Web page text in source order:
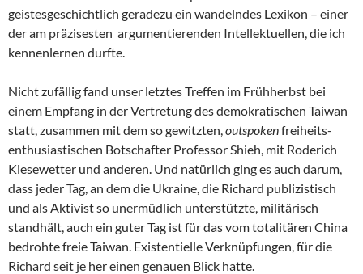
geistesgeschichtlich geradezu ein wandelndes Lexikon – einer
der am präzisesten argumentierenden Intellektuellen, die ich
kennenlernen durfte.
Nicht zufällig fand unser letztes Treffen im Frühherbst bei
einem Empfang in der Vertretung des demokratischen Taiwan
statt, zusammen mit dem so gewitzten,outspokenfreiheits-
enthusiastischen Botschafter Professor Shieh, mit Roderich
Kiesewetter und anderen. Und natürlich ging es auch darum,
dass jeder Tag, an dem die Ukraine, die Richard publizistisch
und als Aktivist so unermüdlich unterstützte, militärisch
standhält, auch ein guter Tag ist für das vom totalitären China
bedrohte freie Taiwan. Existentielle Verknüpfungen, für die
Richard seit je her einen genauen Blick hatte.